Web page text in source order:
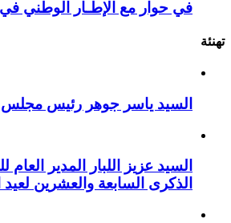
في حوار مع الإطـار الوطني
تهنئة
السيد ياسر جوهر رئيس مجلس مقاطعة
السيد عزيز اللبار المدير
الذكرى السابعة والعشرين